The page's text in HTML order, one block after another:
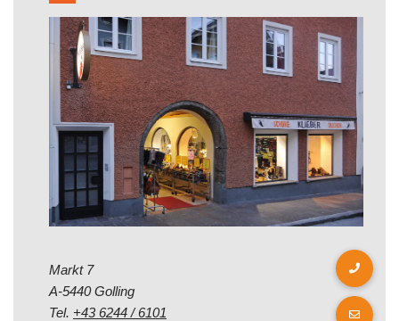
Markt 7
A-5440 Golling
Tel. +43 6244 / 6101